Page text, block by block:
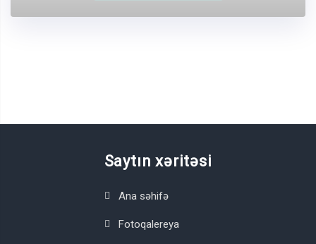
Saytın xəritəsi
Ana səhifə
Fotoqalereya